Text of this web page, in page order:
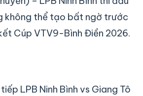
không thể tạo bất ngờ trước
Cúp VTV9-Bình Điền 2026.
LPB Ninh Bình vs Giang Tô